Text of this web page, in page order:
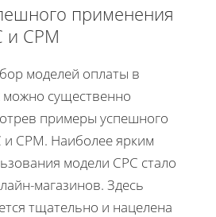
применения
и CPM
моделей оплаты в
можно существенно
примеры успешного
CPM. Наиболее ярким
модели CPC стало
магазинов. Здесь
тщательно и нацелена